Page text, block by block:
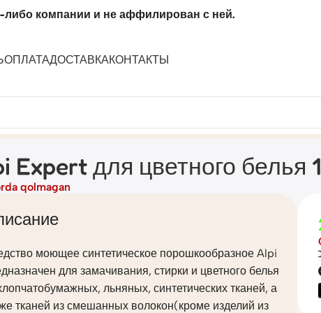
компании и не аффилирован с ней.
ОПЛАТАДОСТАВКАКОНТАКТЫ
Expert для цветного белья
qolmagan
моющее синтетическое порошкообразное Alpi
для замачивания, стирки и цветного белья
льняных, синтетических тканей, а
тканей из смешанных волокон(кроме изделий из